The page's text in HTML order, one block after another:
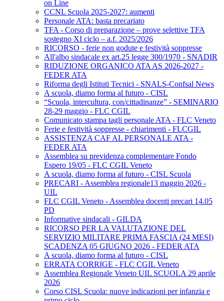
on Line
CCNL Scuola 2025-2027: aumenti
Personale ATA: basta precariato
TFA - Corso di preparazione – prove selettive TFA
sostegno XI ciclo – a.f. 2025/2026
RICORSO - ferie non godute e festività soppresse
All'albo sindacale ex art.25 legge 300/1970 - SNADIR
RIDUZIONE ORGANICO ATA AS 2026-2027 -
FEDER ATA
Riforma degli Istituti Tecnici - SNALS-Confsal News
A scuola, diamo forma al futuro - CISL
“Scuola, intercultura, con/cittadinanze” - SEMINARIO
28-29 maggio - FLC CGIL
Comunicato stampa tagli personale ATA - FLC Veneto
Ferie e festività soppresse - chiarimenti - FLCGIL
ASSISTENZA CAF AL PERSONALE ATA -
FEDER ATA
Assemblea su previdenza complementare Fondo
Espero 19/05 - FLC CGIL Veneto
A scuola, diamo forma al futuro - CISL Scuola
PRECARI - Assemblea regionale13 maggio 2026 -
UIL
FLC CGIL Veneto - Assemblea docenti precari 14.05
PD
Informative sindacali - GILDA
RICORSO PER LA VALUTAZIONE DEL
SERVIZIO MILITARE PRIMA FASCIA (24 MESI)
SCADENZA 05 GIUGNO 2026 - FEDER ATA
A scuola, diamo forma al futuro - CISL
ERRATA CORRIGE - FLC CGIL Veneto
Assemblea Regionale Veneto UIL SCUOLA 29 aprile
2026
Corso CISL Scuola: nuove indicazioni per infanzia e